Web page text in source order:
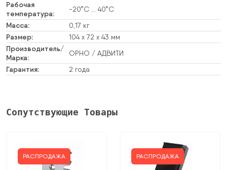
Рабочая
температура:
-20°С … 40°С
Масса: 0,17 кг
Размер: 104 х 72 х 43 мм
Производитель/
Марка:
ОРНО / АДВИТИ
Гарантия: 2 года
Сопутствующие Товары
РАСПРОДАЖА РАСПРОДАЖА